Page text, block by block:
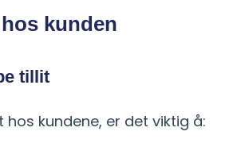
kunden
tillit
hos kundene, er det viktig å: